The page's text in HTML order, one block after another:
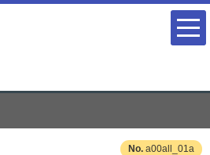
a00all_01a